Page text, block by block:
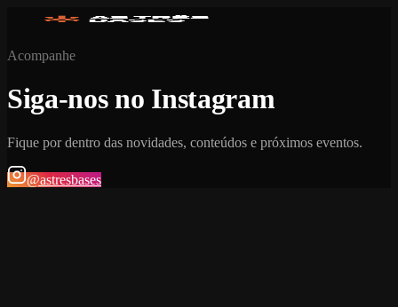
Acompanhe
Siga-nos no Instagram
Fique por dentro das novidades, conteúdos e próximos eventos.
@astresbases